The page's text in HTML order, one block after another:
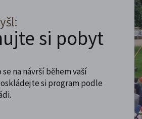
si pobyt
na návrší během vaší
si program podle